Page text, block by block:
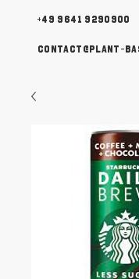
+49 9641 9290900
contact@plant-